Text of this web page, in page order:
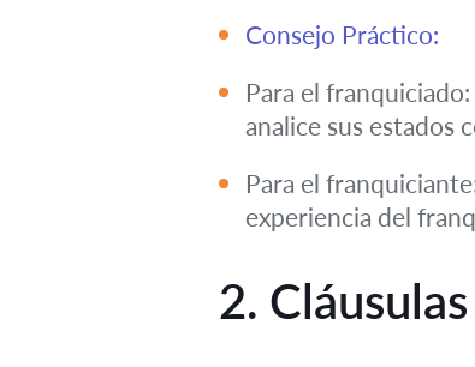
Consejo Práctico:
Para el
analice sus estados
Para el
experiencia del
2.